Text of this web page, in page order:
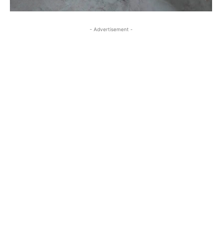
- Advertisement -